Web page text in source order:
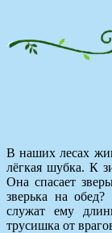
В наших лесах
лёгкая шубка. К
Она спасает
зверька на
служат ему
трусишка от